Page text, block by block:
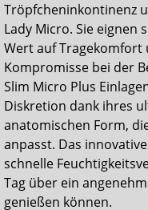
Tröpfcheninkontinenz
Lady Micro. Sie eignen
Wert auf Tragekomfort
Kompromisse bei der
Slim Micro Plus
Diskretion dank ihres
anatomischen Form,
anpasst. Das
schnelle
Tag über ein
genießen können.